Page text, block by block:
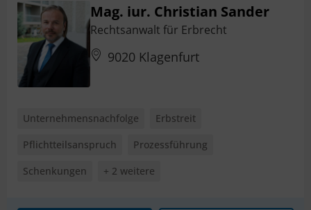
Mag. iur. Christian Sander
Rechtsanwalt für Erbrecht
9020 Klagenfurt
Unternehmensnachfolge
Erbstreit
Pflichtteilsanspruch
Prozessführung
Schenkungen
+ 2 weitere